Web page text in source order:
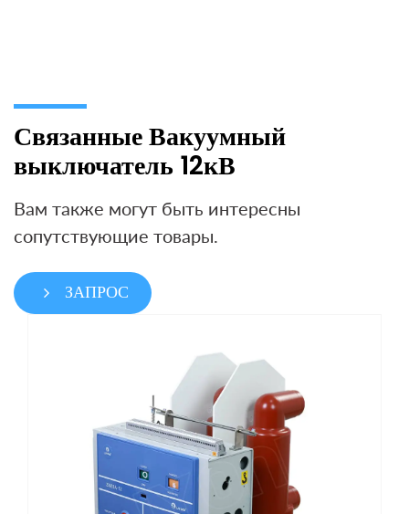
Связанные Вакуумный
выключатель 12кВ
Вам также могут быть интересны
сопутствующие товары.
ЗАПРОС